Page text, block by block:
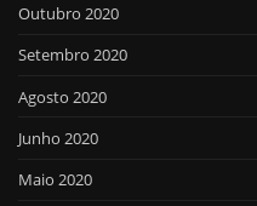
Outubro 2020
Setembro 2020
Agosto 2020
Junho 2020
Maio 2020